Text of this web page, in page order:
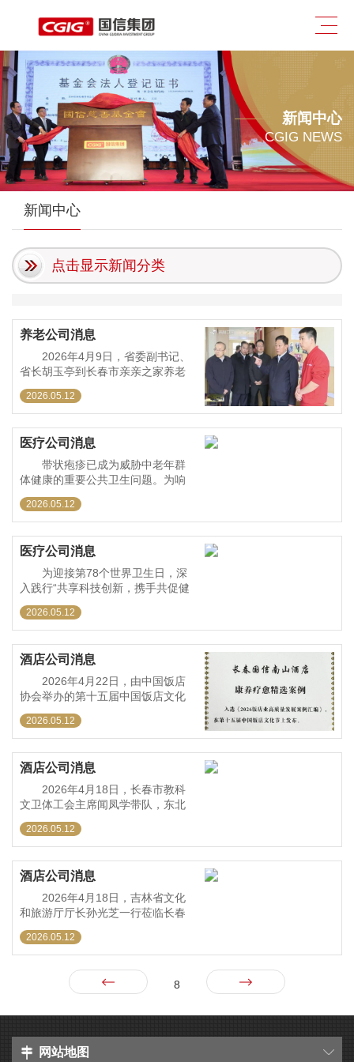
新闻中心
CGIG NEWS
新闻中心
点击显示新闻分类
养老公司消息
2026年4月9日，省委副书记、
省长胡玉亭到长春市亲亲之家养老
护理中心，就社区与机构养老服务
融合发展进行调研。他强调，要深
入贯彻习近平总书记关于服务业发
展的重要指示精神，落实全国服务
业大会部署，深入实施服务业扩
2026.05.12
医疗公司消息
带状疱疹已成为威胁中老年群
体健康的重要公共卫生问题。为响
应《“健康中国2030”规划纲要》要
求，吉林省政府推出带状疱疹疫苗
接种惠民政策，通过财政补贴降低
接种费用，构建老年健康防护屏
障。2026年4月13日，红旗第一社
2026.05.12
医疗公司消息
为迎接第78个世界卫生日，深
入践行“共享科技创新，携手共促健
康”主题，2026年4月7日，朝阳区红
旗第一社区卫生服务中心在南湖公
园广场开展大型义诊咨询与健康科
普活动。活动现场，全科、计免科
等科室医务人员组成志愿服务
2026.05.12
酒店公司消息
2026年4月22日，由中国饭店
协会举办的第十五届中国饭店文化
节在横琴隆重开幕。酒店公司总经
理李琼华受邀出席，并代表酒店领
取了荣誉证书。在本次大会上，酒
店公司提交的“康养疗愈精选案例”，
凭借其在“中医药+文旅”融合领
2026.05.12
酒店公司消息
2026年4月18日，长春市教科
文卫体工会主席闻凤学带队，东北
师大、吉林大学等10所高校主席莅
临酒店公司，就高校教职工疗休养
线路设计进行实地调研和座谈。调
研组一行实地考察了酒店温泉、檀
医馆及健康管理中心等。酒店公司
2026.05.12
酒店公司消息
2026年4月18日，吉林省文化
和旅游厅厅长孙光芝一行莅临长春
开云网页版·官方版在线登入-开云
(中国)南山温泉酒店，就“中医药+温
泉”融合发展情况进行实地参观调
研。作为我省“中医药+温泉”融合发
展的试点场景，开云网页版·官方版
泉资源与中医药文化深度结合，
2026.05.12
8
网站地图